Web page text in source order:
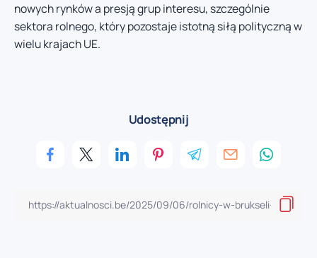
nowych rynków a presją grup interesu, szczególnie
sektora rolnego, który pozostaje istotną siłą polityczną w
wielu krajach UE.
Udostępnij